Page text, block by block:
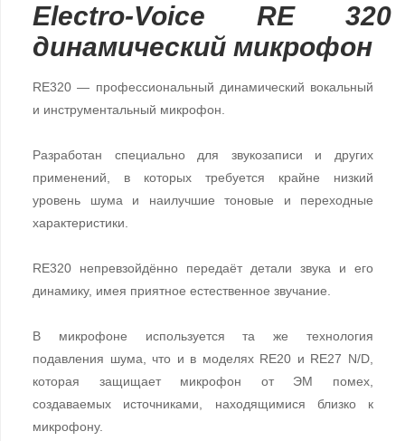
Electro-Voice RE 320
динамический микрофон
RE320 — профессиональный динамический вокальный
и инструментальный микрофон.
Разработан специально для звукозаписи и других
применений, в которых требуется крайне низкий
уровень шума и наилучшие тоновые и переходные
характеристики.
RE320 непревзойдённо передаёт детали звука и его
динамику, имея приятное естественное звучание.
В микрофоне используется та же технология
подавления шума, что и в моделях RE20 и RE27 N/D,
которая защищает микрофон от ЭМ помех,
создаваемых источниками, находящимися близко к
микрофону.